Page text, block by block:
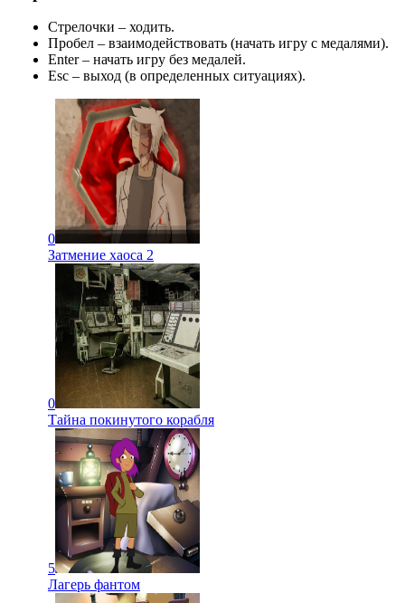
Стрелочки – ходить.
Пробел – взаимодействовать (начать игру с медалями).
Enter – начать игру без медалей.
Esc – выход (в определенных ситуациях).
0
Затмение хаоса 2
0
Тайна покинутого корабля
5
Лагерь фантом